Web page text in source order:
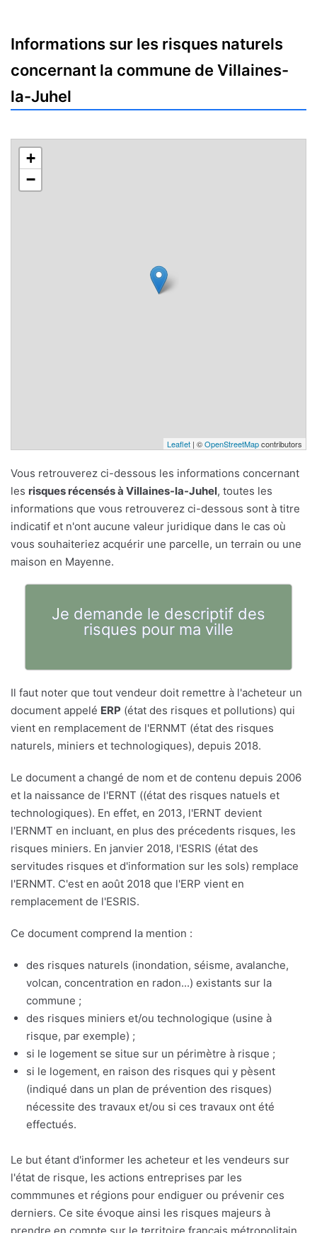
Informations sur les risques naturels
concernant la commune de Villaines-
la-Juhel
+
−
Leaflet | ©OpenStreetMapcontributors
Vous retrouverez ci-dessous les informations concernant
les risques récensés à Villaines-la-Juhel, toutes les
informations que vous retrouverez ci-dessous sont à titre
indicatif et n'ont aucune valeur juridique dans le cas où
vous souhaiteriez acquérir une parcelle, un terrain ou une
maison en Mayenne.
Je demande le descriptif des
risques pour ma ville
Il faut noter que tout vendeur doit remettre à l'acheteur un
document appelé ERP (état des risques et pollutions) qui
vient en remplacement de l'ERNMT (état des risques
naturels, miniers et technologiques), depuis 2018.
Le document a changé de nom et de contenu depuis 2006
et la naissance de l'ERNT ((état des risques natuels et
technologiques). En effet, en 2013, l'ERNT devient
l'ERNMT en incluant, en plus des précedents risques, les
risques miniers. En janvier 2018, l'ESRIS (état des
servitudes risques et d'information sur les sols) remplace
l'ERNMT. C'est en août 2018 que l'ERP vient en
remplacement de l'ESRIS.
Ce document comprend la mention :
des risques naturels (inondation, séisme, avalanche,
volcan, concentration en radon...) existants sur la
commune ;
des risques miniers et/ou technologique (usine à
risque, par exemple) ;
si le logement se situe sur un périmètre à risque ;
si le logement, en raison des risques qui y pèsent
(indiqué dans un plan de prévention des risques)
nécessite des travaux et/ou si ces travaux ont été
effectués.
Le but étant d'informer les acheteur et les vendeurs sur
l'état de risque, les actions entreprises par les
commmunes et régions pour endiguer ou prévenir ces
derniers. Ce site évoque ainsi les risques majeurs à